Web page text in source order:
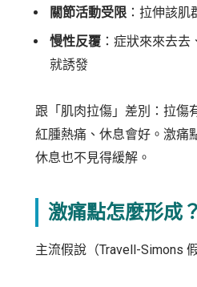
關節活動受限 ：拉伸該
慢性反覆 ：症狀來來去
就誘發
跟「肌肉拉傷」差別：拉傷
紅腫熱痛、休息會好。激痛
休息也不見得緩解。
激痛點怎麼形成
主流假說（Travell-Simons